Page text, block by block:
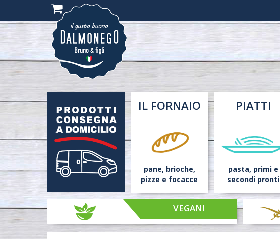
(0)
IL FORNAIO
pane, brioche,
pizze e focacce
PIATTI
pasta, primi e
secondi pronti
VEGANI